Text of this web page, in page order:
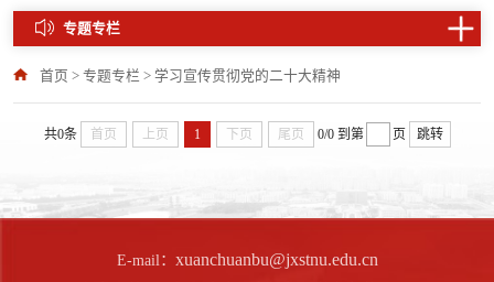
专题专栏
首页 > 专题专栏 > 学习宣传贯彻党的二十大精神
共0条 首页 上页 1 下页 尾页 0/0 到第 页 跳转
E-mail： xuanchuanbu@jxstnu.edu.cn